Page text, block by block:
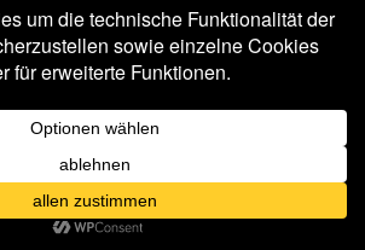
KnowAmphi Festival
Corona
Ensiferum Faun